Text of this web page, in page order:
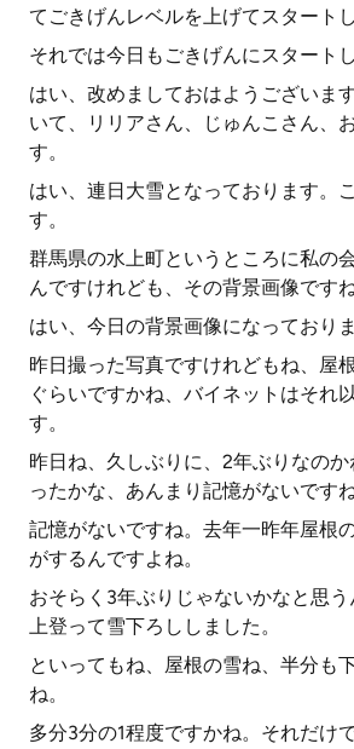
てごきげんレベルを上げてスタート
それでは今日もごきげんにスタート
はい、改めましておはようございま
いて、リリアさん、じゅんこさん、
す。
はい、連日大雪となっております。
す。
群馬県の水上町というところに私の
んですけれども、その背景画像ですね
はい、今日の背景画像になっておりま
昨日撮った写真ですけれどもね、屋
ぐらいですかね、バイネットはそれ
す。
昨日ね、久しぶりに、2年ぶりなの
ったかな、あんまり記憶がないですね
記憶がないですね。去年一昨年屋根
がするんですよね。
おそらく3年ぶりじゃないかなと思
上登って雪下ろししました。
といってもね、屋根の雪ね、半分も
ね。
多分3分の1程度ですかね。それだけ